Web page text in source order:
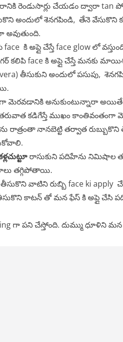
రెండుసార్లు చేయడం ద్వారా tan
అందులో శెనగపిండి, తేనె వేసుకొని
అవుతుంది.
కి అప్లై చేస్తే face glow లో
కలిపి face కి అప్లై చేస్తే మనకు
తీసుకుని అందులో పసుపు,
మెరవడానికి అనుకుంటున్నారా
కడిగేస్తే ముఖం కాంతివంతంగా
రాత్రంతా నానబెట్టి తర్వాత
రాసుకుని పదిహేను నిమిషాల
తగ్గిపోతాయి.
తీసుకొని వాటిని రుబ్బి face ki apply
కాటన్ తో మన ఫేస్ కి అప్లై చేసి
గా పని చేస్తోంది. దుమ్ము ధూళిని మన